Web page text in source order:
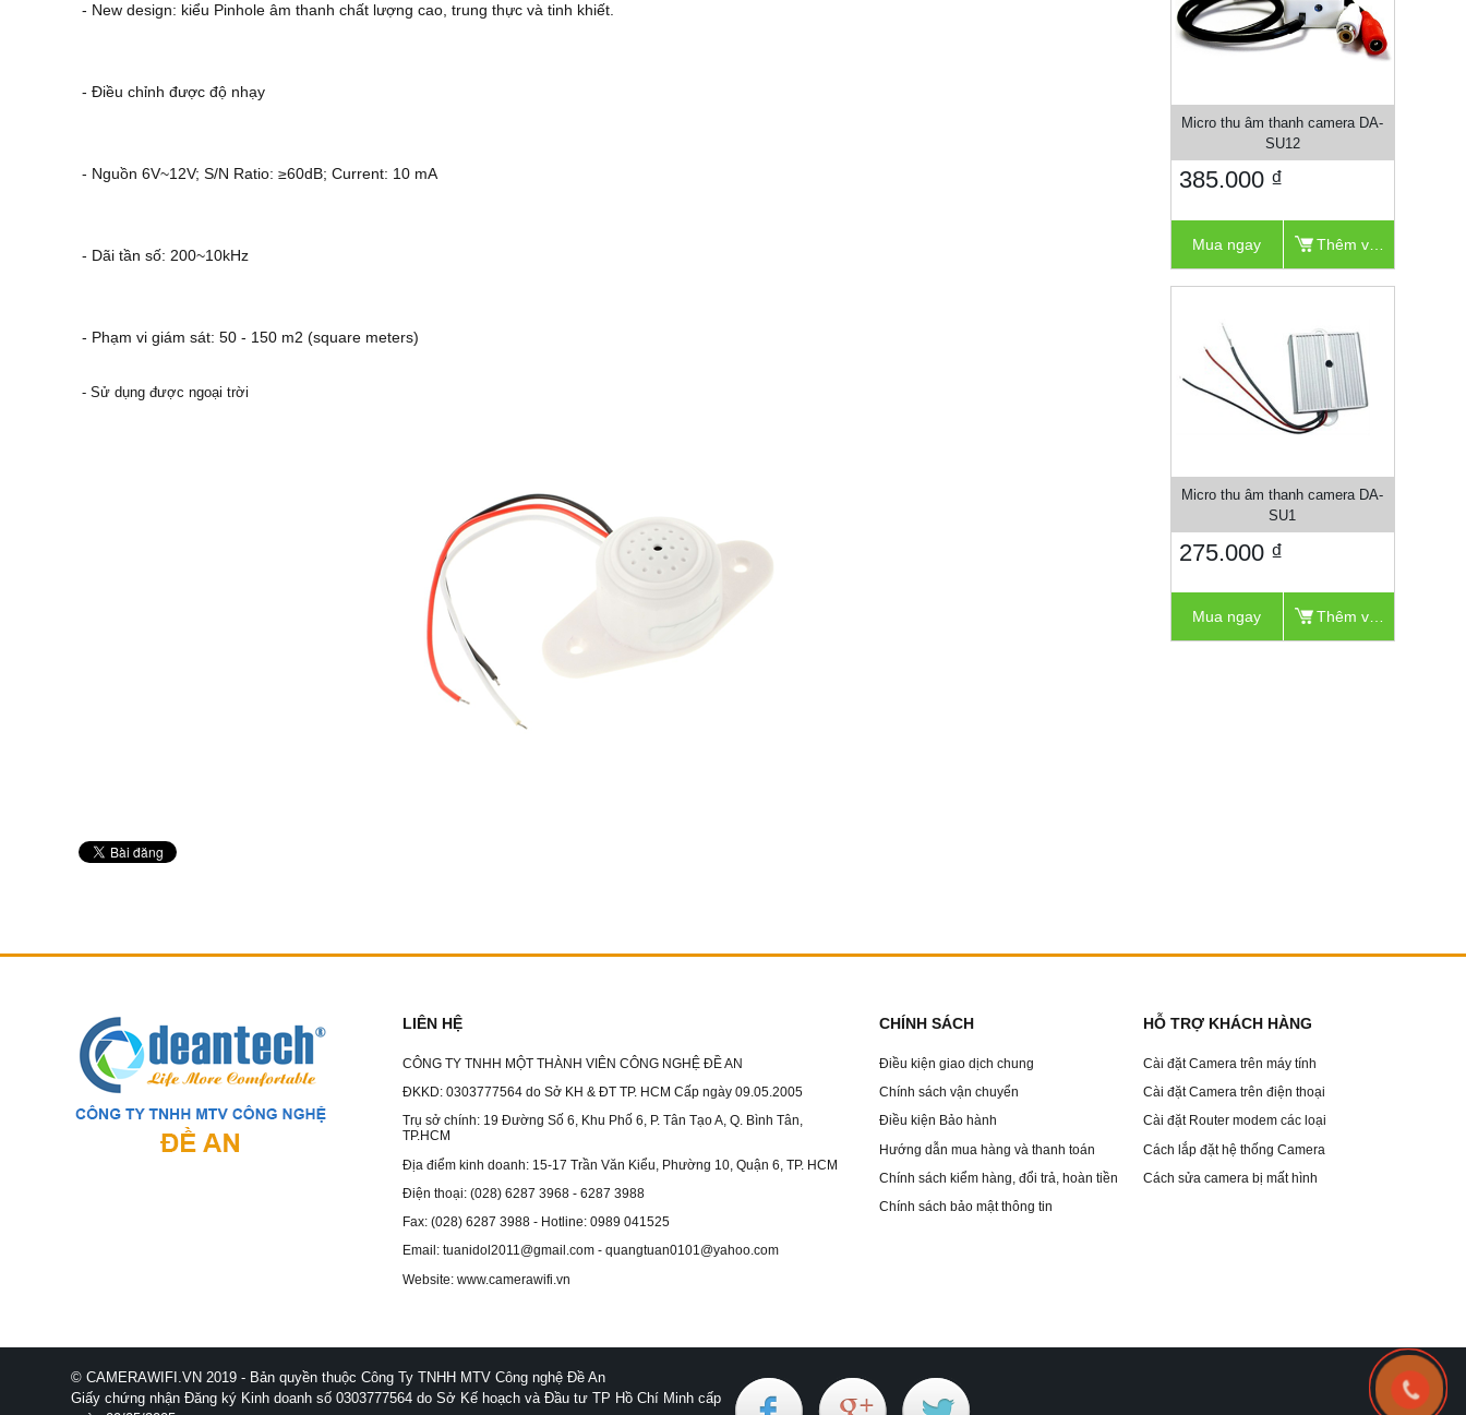
- New design: kiểu Pinhole âm thanh chất lượng cao, trung thực và tinh khiết.
- Điều chỉnh được độ nhạy
- Nguồn 6V~12V; S/N Ratio: ≥60dB; Current: 10 mA
- Dãi tần số: 200~10kHz
- Phạm vi giám sát: 50 - 150 m2 (square meters)
- Sử dụng được ngoại trời
Micro thu âm thanh camera DA-
SU12
385.000 ₫
Mua ngay Thêm vào giỏ
Micro thu âm thanh camera DA-
SU1
275.000 ₫
Mua ngay Thêm vào giỏ
LIÊN HỆ
CÔNG TY TNHH MỘT THÀNH VIÊN CÔNG NGHỆ ĐỀ AN
ĐKKD: 0303777564 do Sở KH & ĐT TP. HCM Cấp ngày 09.05.2005
Trụ sở chính: 19 Đường Số 6, Khu Phố 6, P. Tân Tạo A, Q. Bình Tân,
TP.HCM
Địa điểm kinh doanh: 15-17 Trần Văn Kiểu, Phường 10, Quận 6, TP. HCM
Điện thoại: (028) 6287 3968 - 6287 3988
Fax: (028) 6287 3988 - Hotline: 0989 041525
Email: tuanidol2011@gmail.com - quangtuan0101@yahoo.com
Website: www.camerawifi.vn
CHÍNH SÁCH
Điều kiện giao dịch chung
Chính sách vận chuyển
Điều kiện Bảo hành
Hướng dẫn mua hàng và thanh toán
Chính sách kiểm hàng, đổi trả, hoàn tiền
Chính sách bảo mật thông tin
HỖ TRỢ KHÁCH HÀNG
Cài đặt Camera trên máy tính
Cài đặt Camera trên điện thoại
Cài đặt Router modem các loại
Cách lắp đặt hệ thống Camera
Cách sửa camera bị mất hình
© CAMERAWIFI.VN 2019 - Bản quyền thuộc Công Ty TNHH MTV Công nghệ Đề An
Giấy chứng nhận Đăng ký Kinh doanh số 0303777564 do Sở Kế hoạch và Đầu tư TP Hồ Chí Minh cấp